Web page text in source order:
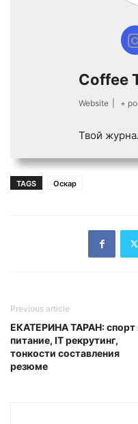
Coffee
Website +
Твой
TAGS Оскар
Previous article
ЕКАТЕРИНА ТАРАН: спорт
питание, IT рекрутинг,
тонкости составления
резюме